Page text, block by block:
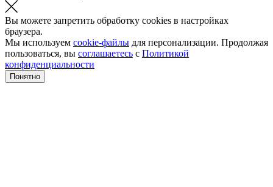
Вы можете запретить обработку cookies в настройках
браузера.
Мы используем cookie-файлы для персонализации. Продолжая
пользоваться, вы соглашаетесь с Политикой
конфиденциальности
Понятно